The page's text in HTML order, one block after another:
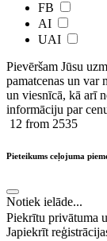
FB
AI
UAI
Pievēršam Jūsu
pamatcenas un var
un viesnīcā, kā arī
informāciju par
12 from 2535
Pieteikums ceļojuma
Notiek ielāde...
Piekrītu privātuma
Japiekrīt